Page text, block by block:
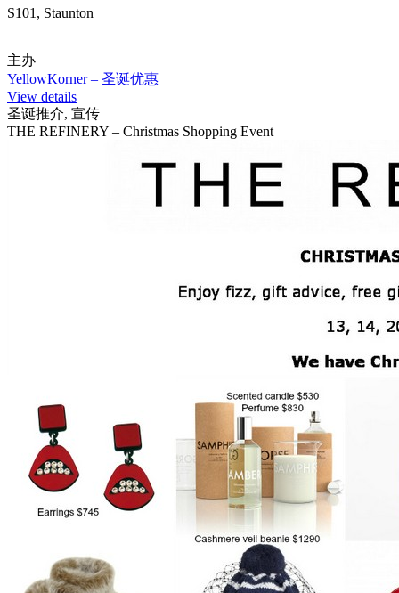
S101, Staunton
主办
YellowKorner – 圣诞优惠
View details
圣诞推介, 宣传
THE REFINERY – Christmas Shopping Event